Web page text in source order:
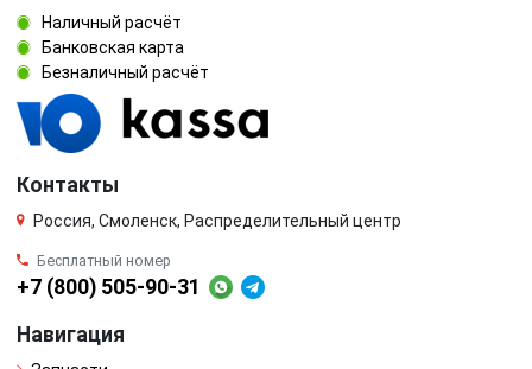
Наличный расчёт
Банковская карта
Безналичный расчёт
Контакты
Россия, Смоленск, Распределительный центр
Бесплатный номер
+7 (800) 505-90-31
Навигация